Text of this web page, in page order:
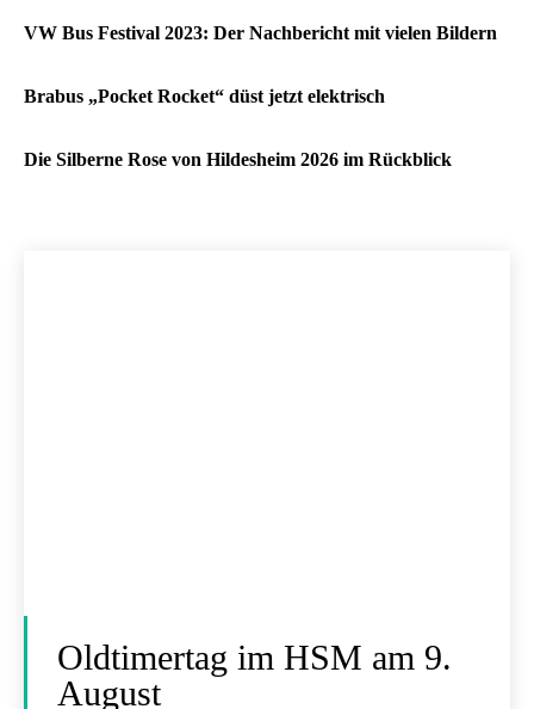
VW Bus Festival 2023: Der Nachbericht mit vielen Bildern
Brabus „Pocket Rocket“ düst jetzt elektrisch
Die Silberne Rose von Hildesheim 2026 im Rückblick
Oldtimertag im HSM am 9.
August